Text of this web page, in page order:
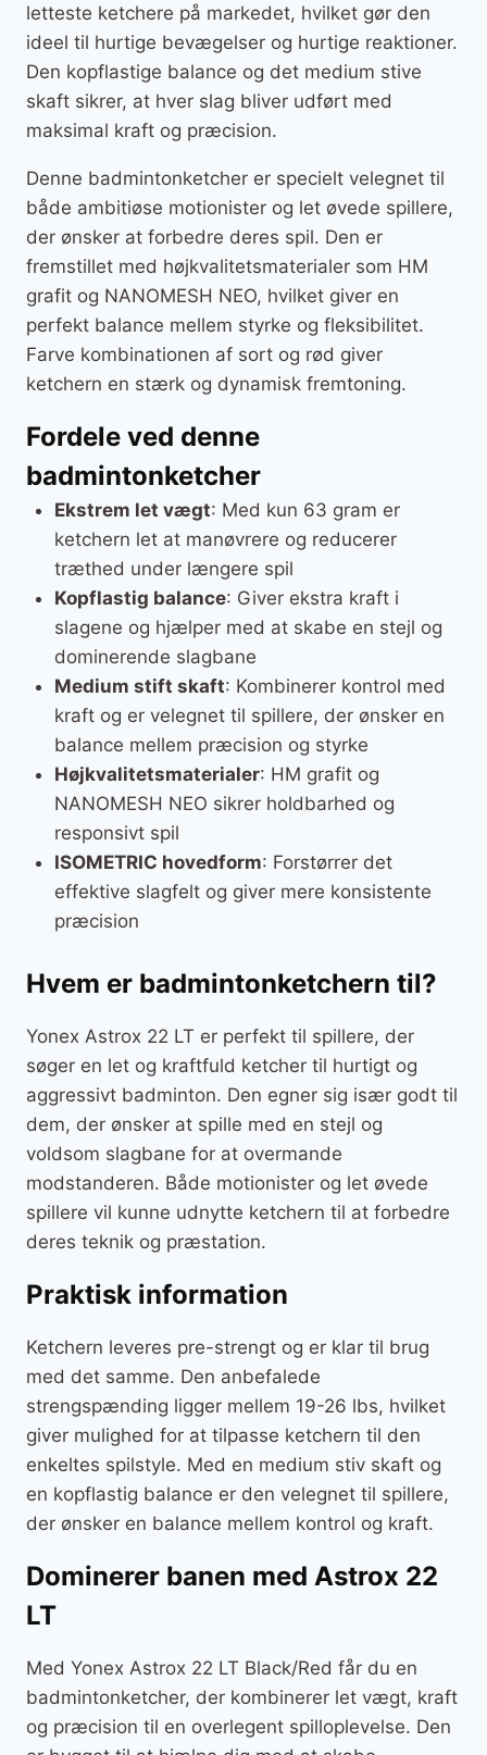
letteste ketchere på markedet, hvilket gør den
ideel til hurtige bevægelser og hurtige reaktioner.
Den kopflastige balance og det medium stive
skaft sikrer, at hver slag bliver udført med
maksimal kraft og præcision.
Denne badmintonketcher er specielt velegnet til
både ambitiøse motionister og let øvede spillere,
der ønsker at forbedre deres spil. Den er
fremstillet med højkvalitetsmaterialer som HM
grafit og NANOMESH NEO, hvilket giver en
perfekt balance mellem styrke og fleksibilitet.
Farve kombinationen af sort og rød giver
ketchern en stærk og dynamisk fremtoning.
Fordele ved denne
badmintonketcher
Ekstrem let vægt: Med kun 63 gram er
ketchern let at manøvrere og reducerer
træthed under længere spil
Kopflastig balance: Giver ekstra kraft i
slagene og hjælper med at skabe en stejl og
dominerende slagbane
Medium stift skaft: Kombinerer kontrol med
kraft og er velegnet til spillere, der ønsker en
balance mellem præcision og styrke
Højkvalitetsmaterialer: HM grafit og
NANOMESH NEO sikrer holdbarhed og
responsivt spil
ISOMETRIC hovedform: Forstørrer det
effektive slagfelt og giver mere konsistente
præcision
Hvem er badmintonketchern til?
Yonex Astrox 22 LT er perfekt til spillere, der
søger en let og kraftfuld ketcher til hurtigt og
aggressivt badminton. Den egner sig især godt til
dem, der ønsker at spille med en stejl og
voldsom slagbane for at overmande
modstanderen. Både motionister og let øvede
spillere vil kunne udnytte ketchern til at forbedre
deres teknik og præstation.
Praktisk information
Ketchern leveres pre-strengt og er klar til brug
med det samme. Den anbefalede
strengspænding ligger mellem 19-26 lbs, hvilket
giver mulighed for at tilpasse ketchern til den
enkeltes spilstyle. Med en medium stiv skaft og
en kopflastig balance er den velegnet til spillere,
der ønsker en balance mellem kontrol og kraft.
Dominerer banen med Astrox 22
LT
Med Yonex Astrox 22 LT Black/Red får du en
badmintonketcher, der kombinerer let vægt, kraft
og præcision til en overlegent spilloplevelse. Den